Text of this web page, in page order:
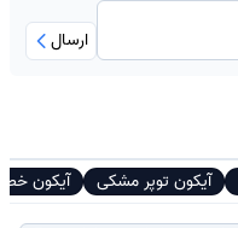
ارسال
آیکون توپر مشکی آیکون خطر